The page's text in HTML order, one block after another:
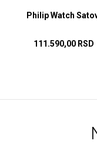
Philip Watch
111.590,00 RSD